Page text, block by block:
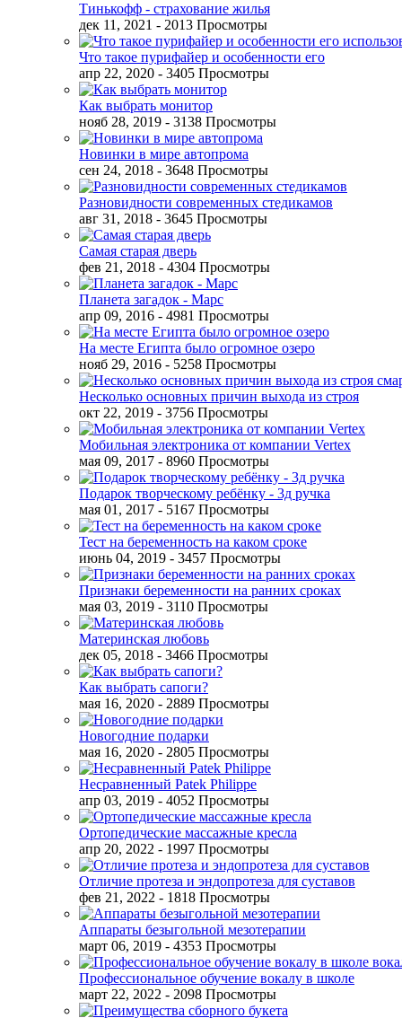
Тинькофф - страхование жилья
дек 11, 2021 - 2013 Просмотры
Что такое пурифайер и особенности его
апр 22, 2020 - 3405 Просмотры
Как выбрать монитор
нояб 28, 2019 - 3138 Просмотры
Новинки в мире автопрома
сен 24, 2018 - 3648 Просмотры
Разновидности современных стедикамов
авг 31, 2018 - 3645 Просмотры
Самая старая дверь
фев 21, 2018 - 4304 Просмотры
Планета загадок - Марс
апр 09, 2016 - 4981 Просмотры
На месте Египта было огромное озеро
нояб 29, 2016 - 5258 Просмотры
Несколько основных причин выхода из строя
окт 22, 2019 - 3756 Просмотры
Мобильная электроника от компании Vertex
мая 09, 2017 - 8960 Просмотры
Подарок творческому ребёнку - 3д ручка
мая 01, 2017 - 5167 Просмотры
Тест на беременность на каком сроке
июнь 04, 2019 - 3457 Просмотры
Признаки беременности на ранних сроках
мая 03, 2019 - 3110 Просмотры
Материнская любовь
дек 05, 2018 - 3466 Просмотры
Как выбрать сапоги?
мая 16, 2020 - 2889 Просмотры
Новогодние подарки
мая 16, 2020 - 2805 Просмотры
Несравненный Patek Philippe
апр 03, 2019 - 4052 Просмотры
Ортопедические массажные кресла
апр 20, 2022 - 1997 Просмотры
Отличие протеза и эндопротеза для суставов
фев 21, 2022 - 1818 Просмотры
Аппараты безыгольной мезотерапии
март 06, 2019 - 4353 Просмотры
Профессиональное обучение вокалу в школе
март 22, 2022 - 2098 Просмотры